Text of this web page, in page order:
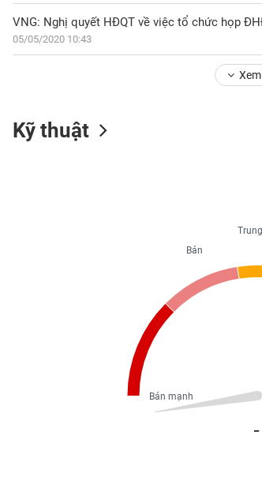
VNG: Nghị quyết HĐQT về việc tổ chức họp
05/05/2020 10:43
Kỹ thuật
Bán
Bán mạnh
CỔ
SINH